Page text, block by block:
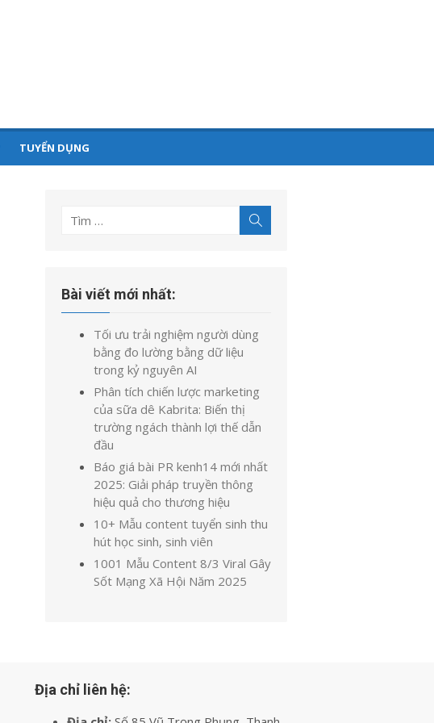
TUYỂN DỤNG
Tìm
kiếm
Bài viết mới nhất:
Tối ưu trải nghiệm người dùng
bằng đo lường bằng dữ liệu
trong kỷ nguyên AI
Phân tích chiến lược marketing
của sữa dê Kabrita: Biến thị
trường ngách thành lợi thế dẫn
đầu
Báo giá bài PR kenh14 mới nhất
2025: Giải pháp truyền thông
hiệu quả cho thương hiệu
10+ Mẫu content tuyển sinh thu
hút học sinh, sinh viên
1001 Mẫu Content 8/3 Viral Gây
Sốt Mạng Xã Hội Năm 2025
Địa chỉ liên hệ: